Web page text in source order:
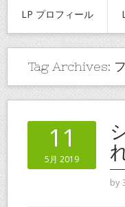
LP プロフィール
Tag Archives:
11
5月 2019
by